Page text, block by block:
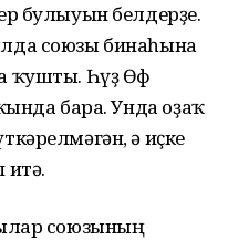
булыуын белдерҙе.
союзы бинаһына
ҡушты. Һүҙ Өфө
бара. Унда оҙаҡ
ә иҫке
итә.
союзының